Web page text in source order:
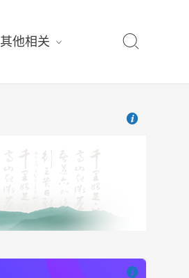
其他相关 

